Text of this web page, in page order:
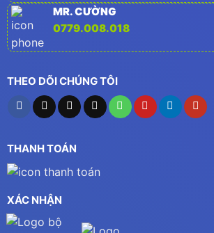
MR. CƯỜNG
0779.008.018
THEO DÕI CHÚNG TÔI
THANH TOÁN
XÁC NHẬN